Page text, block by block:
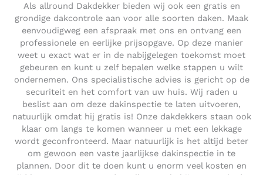
Als allround Dakdekker bieden wij ook een gratis en
grondige dakcontrole aan voor alle soorten daken. Maak
eenvoudigweg een afspraak met ons en ontvang een
professionele en eerlijke prijsopgave. Op deze manier
weet u exact wat er in de nabijgelegen toekomst moet
gebeuren en kunt u zelf bepalen welke stappen u wilt
ondernemen. Ons specialistische advies is gericht op de
securiteit en het comfort van uw huis. Wij raden u
beslist aan om deze dakinspectie te laten uitvoeren,
natuurlijk omdat hij gratis is! Onze dakdekkers staan ook
klaar om langs te komen wanneer u met een lekkage
wordt geconfronteerd. Maar natuurlijk is het altijd beter
om gewoon een vaste jaarlijkse dakinspectie in te
plannen. Door dit te doen kunt u enorm veel kosten en